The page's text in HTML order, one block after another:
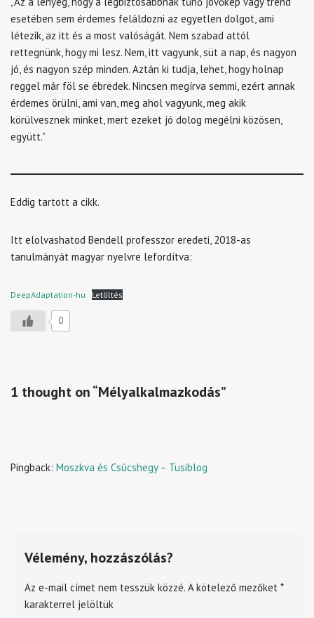
esetében sem érdemes feláldozni az egyetlen dolgot, ami
létezik, az itt és a most valóságát. Nem szabad attól
rettegnünk, hogy mi lesz. Nem, itt vagyunk, süt a nap, és nagyon
jó, és nagyon szép minden. Aztán ki tudja, lehet, hogy holnap
reggel már föl se ébredek. Nincsen megírva semmi, ezért annak
érdemes örülni, ami van, meg ahol vagyunk, meg akik
körülvesznek minket, mert ezeket jó dolog megélni közösen,
együtt.”
Eddig tartott a cikk.
Itt elolvashatod Bendell professzor eredeti, 2018-as
tanulmányát magyar nyelvre lefordítva:
DeepAdaptation-hu Letöltés
0
1 thought on “Mélyalkalmazkodás”
Pingback: Moszkva és Csúcshegy – Tusiblog
Vélemény, hozzászólás?
Az e-mail címet nem tesszük közzé. A kötelező mezőket *
karakterrel jelöltük